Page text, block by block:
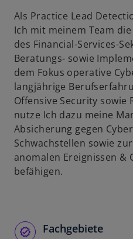
Als Practice Lead
Ich mit meinem Team
des Financial-Services-
Beratungs- sowie
dem Fokus operative
langjährige
Offensive Security sowie
nutze Ich dazu meine
Absicherung gegen
Schwachstellen sowie
anomalen Ereignissen &
befähigen.
Fachgebiete